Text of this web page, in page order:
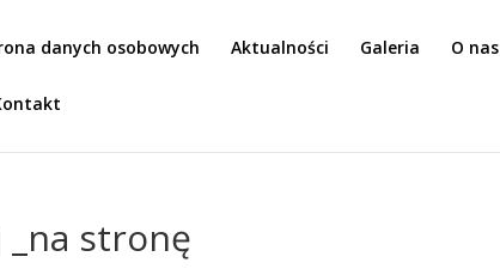
danych osobowych Aktualności Galeria O nas
stronę